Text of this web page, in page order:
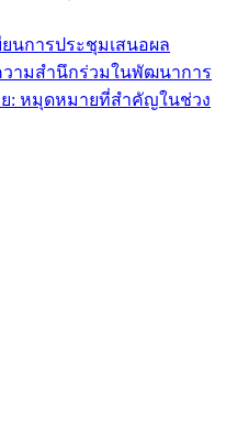
ยนการประชุมเสนอผล
วามสำนึกร่วมในพัฒนาการ
: หมุดหมายที่สำคัญในช่วง